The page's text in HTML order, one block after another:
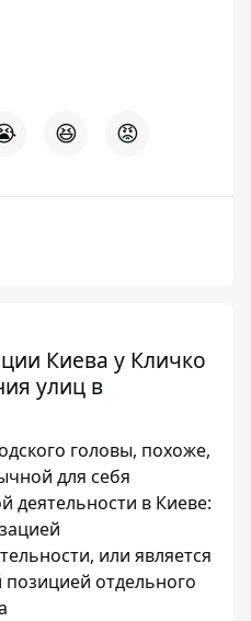
😆 😡
Киева у Кличко
улиц в
головы, похоже,
для себя
деятельности в Киеве:
или является
отдельного